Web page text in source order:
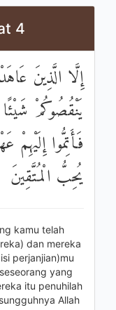
4
إِلَّا الَّذِينَ
يَنْقُصُوكُمْ
فَأَتِمُّوا
يُحِبُّ الْمُتَّقِينَ
kamu telah
dan mereka
perjanjian)mu
yang
itu penuhilah
Allah